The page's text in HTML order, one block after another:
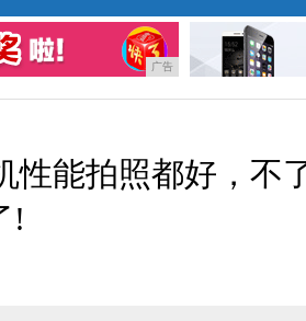
广告
性能拍照都好，不
!